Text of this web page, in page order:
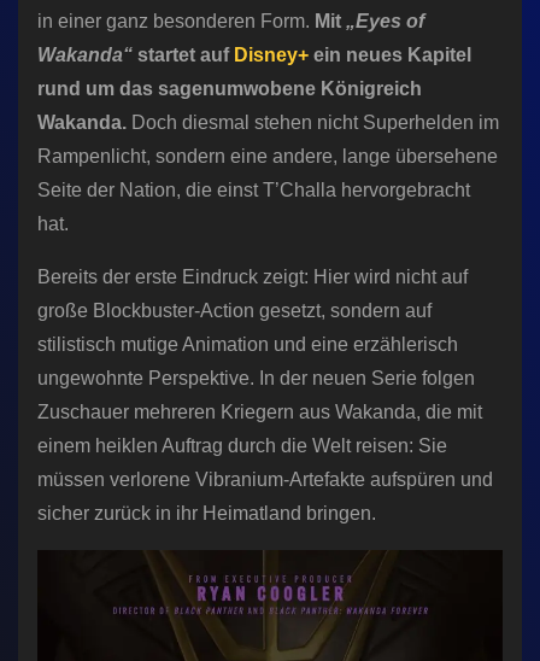
in einer ganz besonderen Form. Mit „Eyes of
Wakanda“ startet auf Disney+ ein neues Kapitel
rund um das sagenumwobene Königreich
Wakanda. Doch diesmal stehen nicht Superhelden im
Rampenlicht, sondern eine andere, lange übersehene
Seite der Nation, die einst T’Challa hervorgebracht
hat.
Bereits der erste Eindruck zeigt: Hier wird nicht auf
große Blockbuster-Action gesetzt, sondern auf
stilistisch mutige Animation und eine erzählerisch
ungewohnte Perspektive. In der neuen Serie folgen
Zuschauer mehreren Kriegern aus Wakanda, die mit
einem heiklen Auftrag durch die Welt reisen: Sie
müssen verlorene Vibranium-Artefakte aufspüren und
sicher zurück in ihr Heimatland bringen.